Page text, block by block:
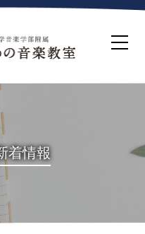
ついて
介
革
由
コラム
問
着情報